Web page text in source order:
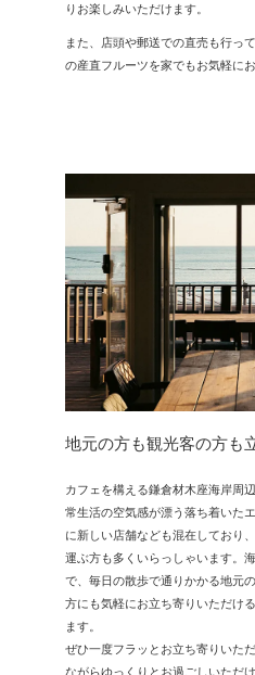
りお楽しみいただけます。
また、店頭や郵送での直売も行っ
の産直フルーツを家でもお気軽に
地元の方も観光客の方も
カフェを構える鎌倉材木座海岸周
常生活の空気感が漂う落ち着いた
に新しい店舗なども混在しており
運ぶ方も多くいらっしゃいます。
で、毎日の散歩で通りかかる地元
方にも気軽にお立ち寄りいただけ
ます。
ぜひ一度フラッとお立ち寄りいた
ながらゆっくりとお過ごしいただ